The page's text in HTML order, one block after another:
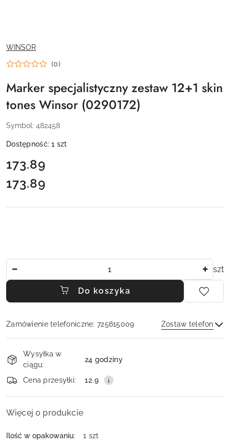
NAZWA
PRODUCENTA:
WINSOR
(0)
Marker specjalistyczny zestaw 12+1 skin
tones Winsor (0290172)
Symbol: 482458
Dostępność:1 szt
cena:
173.89
Cena:
173.89
szt
Do koszyka
Zamówienie telefoniczne: 725615009 Zostaw telefon
i
dostawa
Wysyłka w
ciągu:
24 godziny
Cena przesyłki: 12.9
Więcej o produkcie
Ilość w opakowaniu: 1 szt